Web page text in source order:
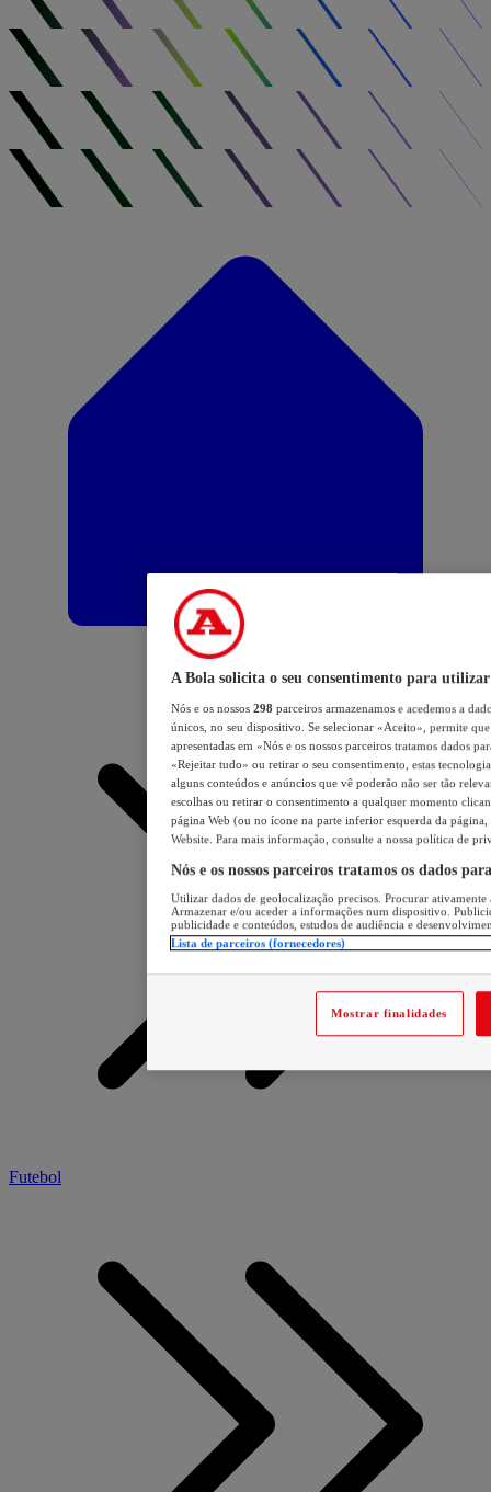
Futebol
A Bola solicita o seu consentimento para utilizar
Nós e os nossos 298 parceiros armazenamos e acedemos a
únicos, no seu dispositivo. Se selecionar «Aceito», permite
apresentadas em «Nós e os nossos parceiros tratamos dados
«Rejeitar tudo» ou retirar o seu consentimento, estas
alguns conteúdos e anúncios que vê poderão não ser tão
escolhas ou retirar o consentimento a qualquer momento
página Web (ou no ícone na parte inferior esquerda da página,
Website. Para mais informação, consulte a nossa política de
Nós e os nossos parceiros tratamos os dados
Utilizar dados de geolocalização precisos. Procurar
Armazenar e/ou aceder a informações num dispositivo.
publicidade e conteúdos, estudos de audiência e
Lista de parceiros (fornecedores)
Mostrar finalidades